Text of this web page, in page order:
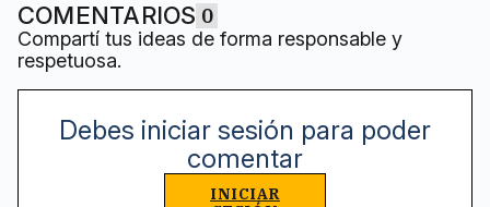
COMENTARIOS 0
Compartí tus ideas de forma responsable y
respetuosa.
Debes iniciar sesión para poder
comentar
INICIAR